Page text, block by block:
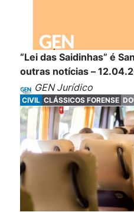
“Lei das Saidinhas” é
outras notícias –
GEN Jurídico
CIVIL CLÁSSICOS FORENSE